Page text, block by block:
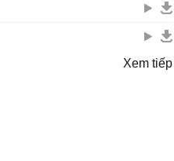
Xem tiếp